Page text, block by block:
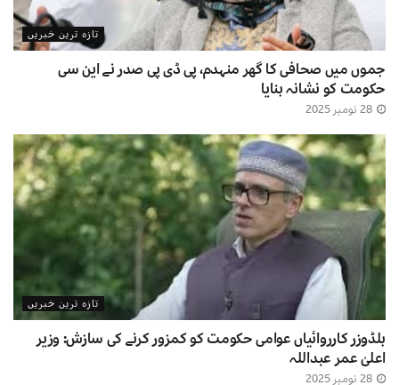
تازہ ترین خبریں
جموں میں صحافی کا گھر منہدم، پی ڈی پی صدر نے این سی
حکومت کو نشانہ بنایا
تازہ ترین خبریں
بلڈوزر کارروائیاں عوامی حکومت کو کمزور کرنے کی سازش: وزیر
اعلیٰ عمر عبداللہ